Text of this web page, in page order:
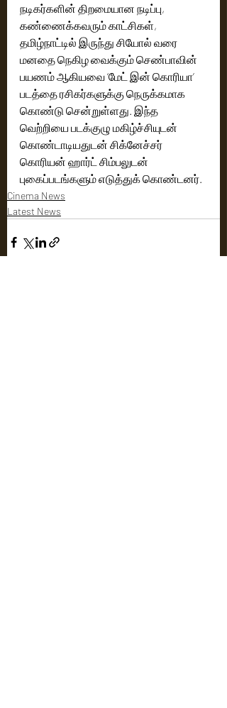
நடிகர்களின் திறமையான நடிப்பு,
கண்ணைக்கவரும் காட்சிகள்,
தமிழ்நாட்டில் இருந்து சியோல் வரை
மனதை நெகிழ வைக்கும் செண்பாவின்
பயணம் ஆகியவை ‘மேட் இன் கொரியா’
படத்தை ரசிகர்களுக்கு நெருக்கமாக
கொண்டு சென்றுள்ளது. இந்த
வெற்றியை படக்குழு மகிழ்ச்சியுடன்
கொண்டாடியதுடன் சிக்னேச்சர்
கொரியன் ஹார்ட் சிம்பலுடன்
புகைப்படங்களும் எடுத்துக் கொண்டனர்.
Cinema News
Latest News